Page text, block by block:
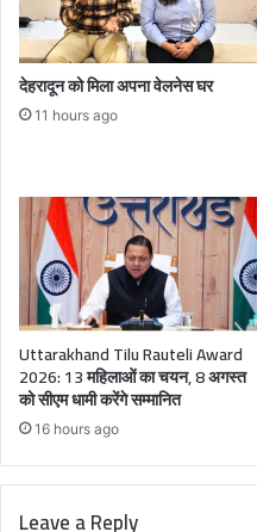
देहरादून को मिला अपना वेलनेस घर
11 hours ago
Uttarakhand Tilu Rauteli Award
2026: 13 महिलाओं का चयन, 8 अगस्त
को सीएम धामी करेंगे सम्मानित
16 hours ago
Leave a Reply